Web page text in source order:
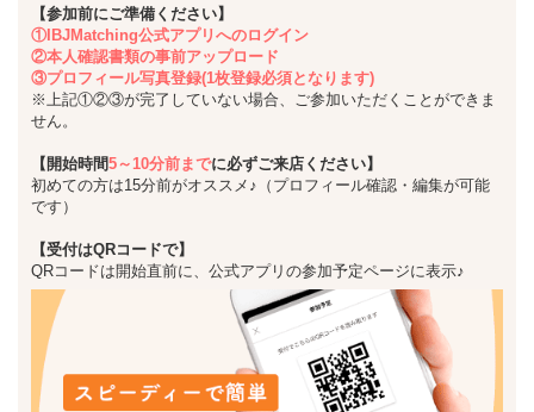
【参加前にご準備ください】
①IBJMatching公式アプリへのログイン
②本人確認書類の事前アップロード
③プロフィール写真登録(1枚登録必須となります)
※上記①②③が完了していない場合、ご参加いただくことができま
せん。
【開始時間5～10分前までに必ずご来店ください】
初めての方は15分前がオススメ♪（プロフィール確認・編集が可能
です）
【受付はQRコードで】
QRコードは開始直前に、公式アプリの参加予定ページに表示♪